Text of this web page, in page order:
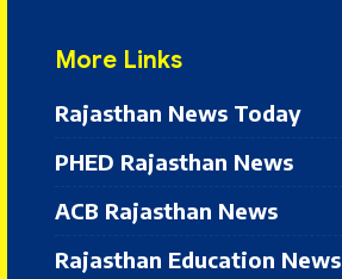
More Links
Rajasthan News Today
PHED Rajasthan News
ACB Rajasthan News
Rajasthan Education News